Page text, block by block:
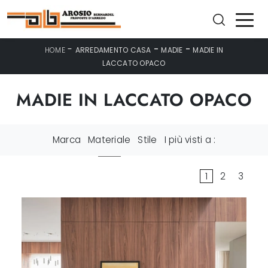
HOME- ARREDAMENTO CASA -MADIE -MADIE IN
LACCATO OPACO
MADIE IN LACCATO OPACO
Marca Materiale Stile I più visti a :
1 2 3